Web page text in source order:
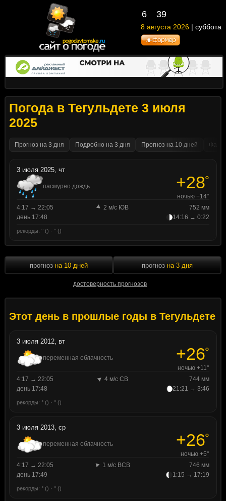
6 39
8 августа 2026 | суббота
Погода в Тегульдете 3 июля
2025
Прогноз на 3 дня Подробно на 3 дня Прогноз на 10 дней
3 июля 2025, чт
пасмурно дождь +28°
ночью +14°
4:17 → 22:05
2 м/с ЮВ
752 мм
день 17:48
14:16 → 0:22
рекорды: ° () · ° ()
прогноз на 10 дней
достоверность прогнозов
прогноз на 3 дня
Этот день в прошлые годы в Тегульдете
3 июля 2012, вт
переменная облачность +26°
ночью +11°
4:17 → 22:05
4 м/с СВ
744 мм
день 17:48
21:21 → 3:46
рекорды: ° () · ° ()
3 июля 2013, ср
переменная облачность +26°
ночью +5°
4:17 → 22:05
1 м/с ВСВ
746 мм
день 17:49
1:15 → 17:19
рекорды: ° () · ° ()